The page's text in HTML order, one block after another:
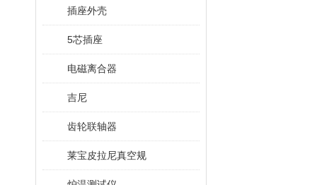
插座外壳
5芯插座
电磁离合器
吉尼
齿轮联轴器
莱宝皮拉尼真空规